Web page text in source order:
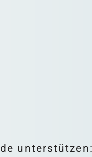
unterstützen: